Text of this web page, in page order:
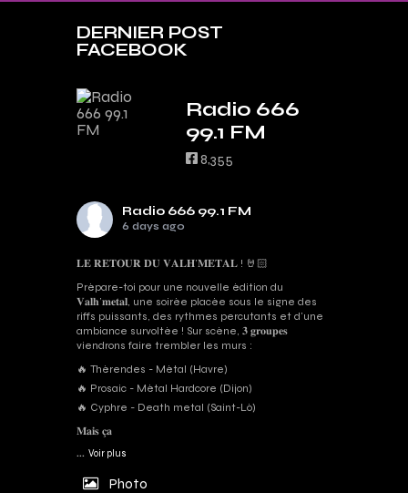
DERNIER POST
FACEBOOK
Radio 666
99.1 FM
8,355
Radio 666 99.1 FM
6 days ago
𝐋𝐄 𝐑𝐄𝐓𝐎𝐔𝐑 𝐃𝐔 𝐕𝐀𝐋𝐇’𝐌𝐄𝐓𝐀𝐋 ! 🤘🏻
Prépare-toi pour une nouvelle édition du
𝐕𝐚𝐥𝐡’𝐦𝐞𝐭𝐚𝐥, une soirée placée sous le signe des
riffs puissants, des rythmes percutants et d'une
ambiance survoltée ! Sur scène, 𝟑 𝐠𝐫𝐨𝐮𝐩𝐞𝐬
viendrons faire trembler les murs :
🔥 Thérendes - Métal (Havre)
🔥 Prosaic - Métal Hardcore (Dijon)
🔥 Cyphre - Death metal (Saint-Lô)
𝐌𝐚𝐢𝐬 𝐜̧𝐚
... Voir plus
Photo